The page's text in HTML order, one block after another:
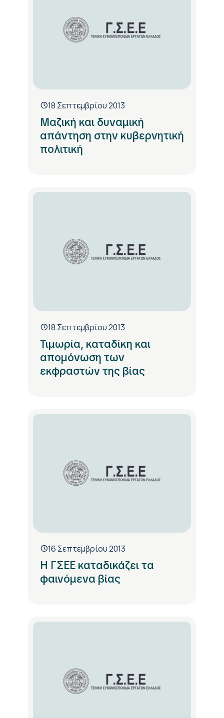
18 Σεπτεμβρίου 2013
Μαζική και δυναμική
απάντηση στην κυβερνητική
πολιτική
18 Σεπτεμβρίου 2013
Τιμωρία, καταδίκη και
απομόνωση των
εκφραστών της βίας
16 Σεπτεμβρίου 2013
H ΓΣΕΕ καταδικάζει τα
φαινόμενα βίας